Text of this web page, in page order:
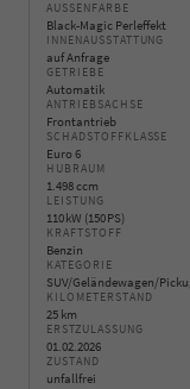
AUSSENFARBE
Black-Magic Perleffekt
INNENAUSSTATTUNG
auf Anfrage
GETRIEBE
Automatik
ANTRIEBSACHSE
Frontantrieb
SCHADSTOFFKLASSE
Euro 6
HUBRAUM
1.498 ccm
LEISTUNG
110 kW (150 PS)
KRAFTSTOFF
Benzin
KATEGORIE
SUV/Geländewagen/
KILOMETERSTAND
25 km
ERSTZULASSUNG
01.02.2026
ZUSTAND
unfallfrei